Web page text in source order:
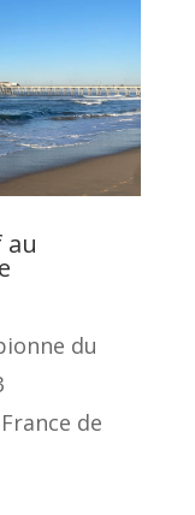
au
du
de